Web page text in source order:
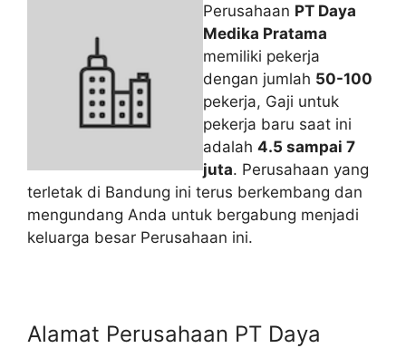
Perusahaan PT Daya
Medika Pratama
memiliki pekerja
dengan jumlah 50-100
pekerja, Gaji untuk
pekerja baru saat ini
adalah 4.5 sampai 7
juta. Perusahaan yang
terletak di Bandung ini terus berkembang dan
mengundang Anda untuk bergabung menjadi
keluarga besar Perusahaan ini.
Alamat Perusahaan PT Daya